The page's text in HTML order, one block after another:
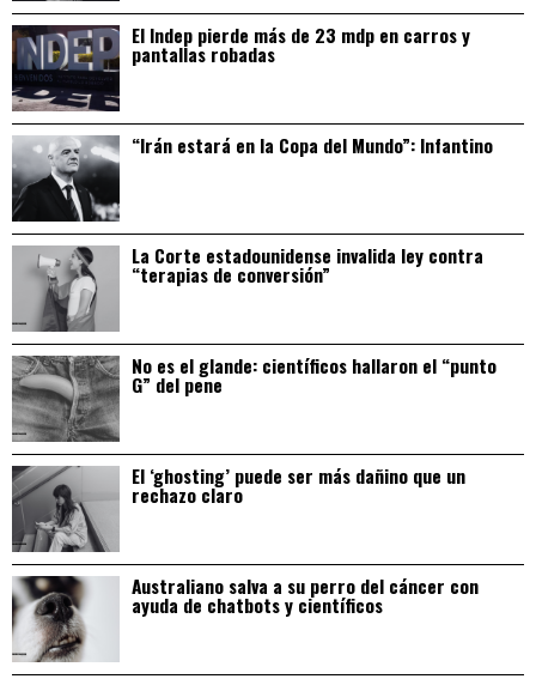
El Indep pierde más de 23 mdp en carros y
pantallas robadas
“Irán estará en la Copa del Mundo”: Infantino
La Corte estadounidense invalida ley contra
“terapias de conversión”
No es el glande: científicos hallaron el “punto
G” del pene
El ‘ghosting’ puede ser más dañino que un
rechazo claro
Australiano salva a su perro del cáncer con
ayuda de chatbots y científicos